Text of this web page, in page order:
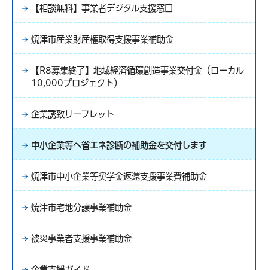
【相談無料】事業者デジタル支援窓口
焼津市産業財産権取得支援事業補助金
【R8募集終了】地域経済循環創造事業交付金（ローカル
10,000プロジェクト）
企業誘致リーフレット
中小企業等へ省エネ診断の補助金を交付します
焼津市中小企業等奨学金返還支援事業費補助金
焼津市宅地分譲事業補助金
被災事業者支援事業補助金